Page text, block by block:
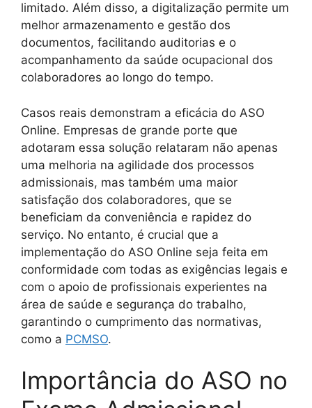
limitado. Além disso, a digitalização permite um
melhor armazenamento e gestão dos
documentos, facilitando auditorias e o
acompanhamento da saúde ocupacional dos
colaboradores ao longo do tempo.
Casos reais demonstram a eficácia do ASO
Online. Empresas de grande porte que
adotaram essa solução relataram não apenas
uma melhoria na agilidade dos processos
admissionais, mas também uma maior
satisfação dos colaboradores, que se
beneficiam da conveniência e rapidez do
serviço. No entanto, é crucial que a
implementação do ASO Online seja feita em
conformidade com todas as exigências legais e
com o apoio de profissionais experientes na
área de saúde e segurança do trabalho,
garantindo o cumprimento das normativas,
como a PCMSO.
Importância do ASO no